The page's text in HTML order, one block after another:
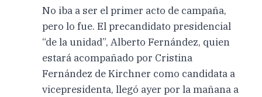
No iba a ser el primer acto de campaña,
pero lo fue. El precandidato presidencial
“de la unidad”, Alberto Fernández, quien
estará acompañado por Cristina
Fernández de Kirchner como candidata a
vicepresidenta, llegó ayer por la mañana a